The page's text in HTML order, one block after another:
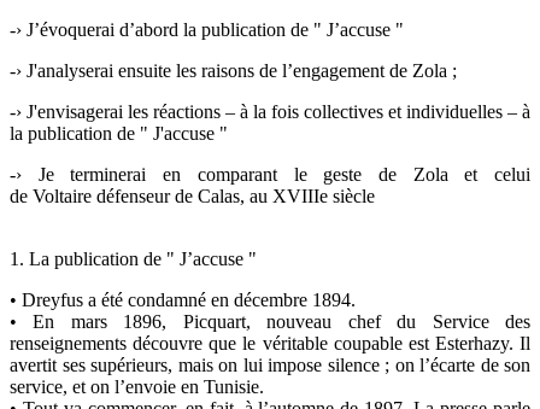
-› J’évoquerai d’abord la publication de " J’accuse "
-› J'analyserai ensuite les raisons de l’engagement de Zola ;
-› J'envisagerai les réactions – à la fois collectives et individuelles – à
la publication de " J'accuse "
-› Je terminerai en comparant le geste de Zola et celui
de Voltaire défenseur de Calas, au XVIIIe siècle
1. La publication de " J’accuse "
• Dreyfus a été condamné en décembre 1894.
• En mars 1896, Picquart, nouveau chef du Service des
renseignements découvre que le véritable coupable est Esterhazy. Il
avertit ses supérieurs, mais on lui impose silence ; on l’écarte de son
service, et on l’envoie en Tunisie.